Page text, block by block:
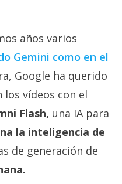
años varios
Gemini como en el
Google ha querido
los vídeos con el
Flash, una IA para
la inteligencia de
de generación de